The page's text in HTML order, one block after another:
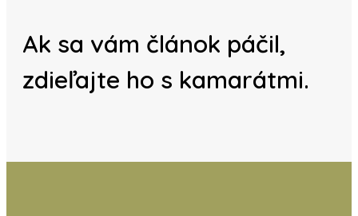
Ak sa vám článok páčil,
zdieľajte ho s kamarátmi.